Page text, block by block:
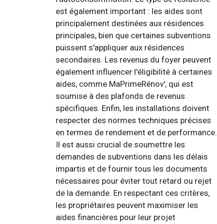
est également important : les aides sont
principalement destinées aux résidences
principales, bien que certaines subventions
puissent s'appliquer aux résidences
secondaires. Les revenus du foyer peuvent
également influencer l'éligibilité à certaines
aides, comme MaPrimeRénov', qui est
soumise à des plafonds de revenus
spécifiques. Enfin, les installations doivent
respecter des normes techniques précises
en termes de rendement et de performance.
Il est aussi crucial de soumettre les
demandes de subventions dans les délais
impartis et de fournir tous les documents
nécessaires pour éviter tout retard ou rejet
de la demande. En respectant ces critères,
les propriétaires peuvent maximiser les
aides financières pour leur projet